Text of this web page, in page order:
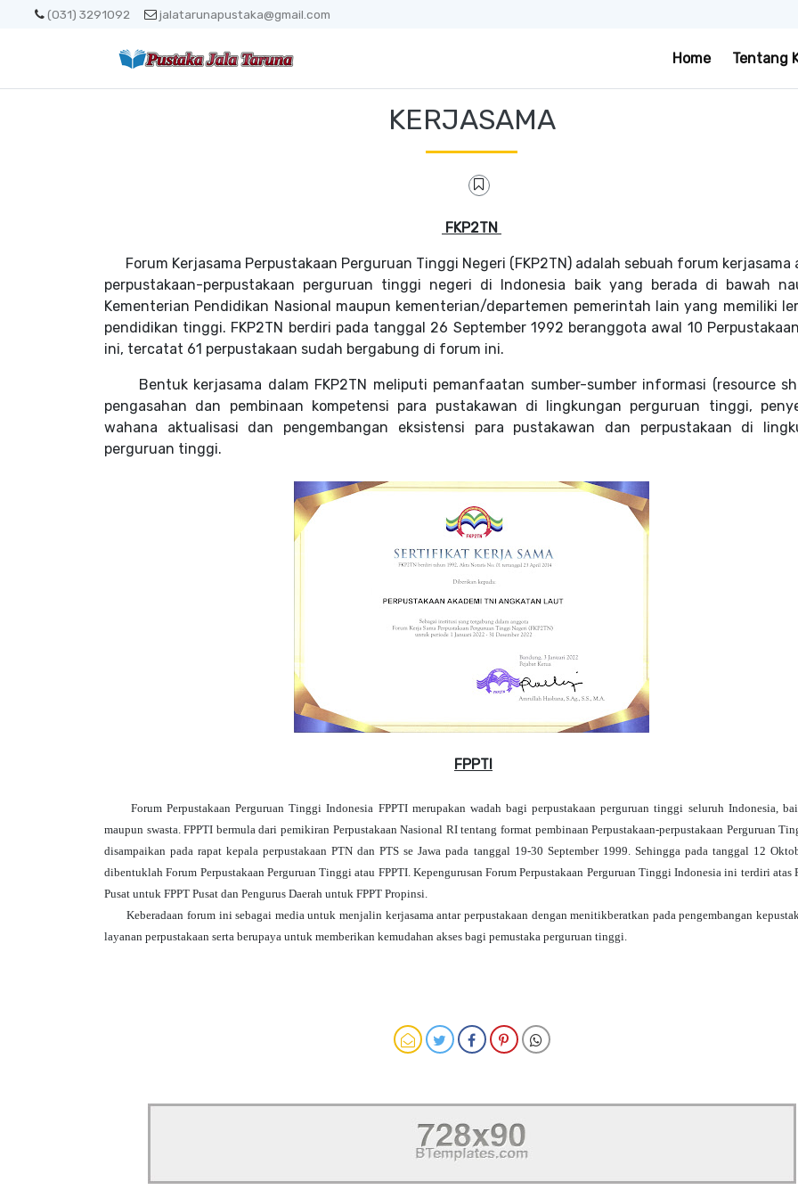
(031) 3291092 jalatarunapustaka@gmail.com
Home Tentang
KERJASAMA
FKP2TN
Forum Kerjasama Perpustakaan Perguruan Tinggi Negeri (FKP2TN) adalah sebuah forum kerjasama
perpustakaan-perpustakaan perguruan tinggi negeri di Indonesia baik yang berada di bawah
Kementerian Pendidikan Nasional maupun kementerian/departemen pemerintah lain yang memiliki
pendidikan tinggi. FKP2TN berdiri pada tanggal 26 September 1992 beranggota awal 10
ini, tercatat 61 perpustakaan sudah bergabung di forum ini.
Bentuk kerjasama dalam FKP2TN meliputi pemanfaatan sumber-sumber informasi (resource
pengasahan dan pembinaan kompetensi para pustakawan di lingkungan perguruan tinggi,
wahana aktualisasi dan pengembangan eksistensi para pustakawan dan perpustakaan di
perguruan tinggi.
FPPTI
Forum Perpustakaan Perguruan Tinggi Indonesia FPPTI merupakan wadah bagi perpustakaan perguruan tinggi seluruh Indonesia,
maupun swasta. FPPTI bermula dari pemikiran Perpustakaan Nasional RI tentang format pembinaan Perpustakaan-perpustakaan Perguruan
disampaikan pada rapat kepala perpustakaan PTN dan PTS se Jawa pada tanggal 19-30 September 1999. Sehingga pada tanggal 12
dibentuklah Forum Perpustakaan Perguruan Tinggi atau FPPTI. Kepengurusan Forum Perpustakaan Perguruan Tinggi Indonesia ini terdiri atas
Pusat untuk FPPT Pusat dan Pengurus Daerah untuk FPPT Propinsi.
Keberadaan forum ini sebagai media untuk menjalin kerjasama antar perpustakaan denganmenitikberatkan pada pengembangan
layanan perpustakaan serta berupaya untuk memberikan kemudahan akses bagi pemustaka perguruan tinggi.